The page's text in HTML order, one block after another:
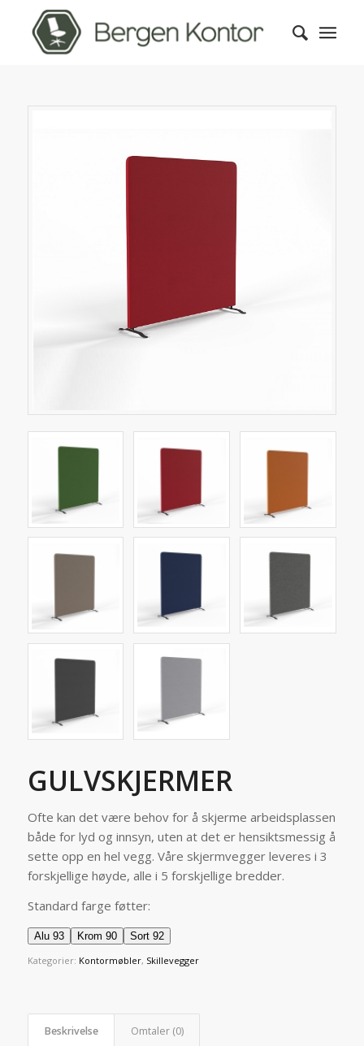
GULVSKJERMER
Ofte kan det være behov for å skjerme arbeidsplassen
både for lyd og innsyn, uten at det er hensiktsmessig å
sette opp en hel vegg. Våre skjermvegger leveres i 3
forskjellige høyde, alle i 5 forskjellige bredder.
Standard farge føtter:
Alu 93 Krom 90
Sort 92
Kategorier: Kontormøbler, Skillevegger
Beskrivelse Omtaler (0)